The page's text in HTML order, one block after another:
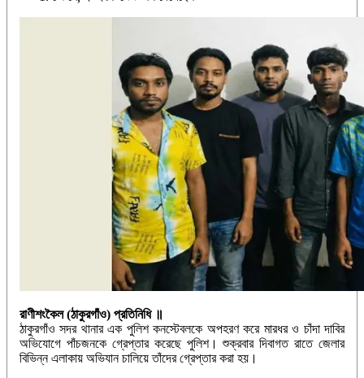
রাণীশংকৈল (ঠাকুরগাঁও) প্রতিনিধি ॥
ঠাকুরগাঁও সদর থানার এক পুলিশ কনস্টেবলকে অপহরণ করে মারধর ও চাঁদা দাবির
অভিযোগে পাঁচজনকে গ্রেপ্তার করেছে পুলিশ। শুক্রবার দিবাগত রাতে জেলার
বিভিন্ন এলাকায় অভিযান চালিয়ে তাঁদের গ্রেপ্তার করা হয়।